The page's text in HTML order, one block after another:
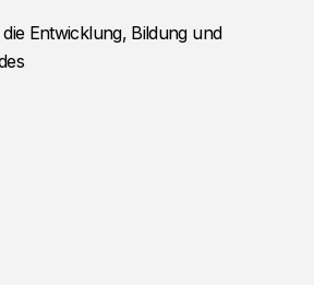
Entwicklung, Bildung und